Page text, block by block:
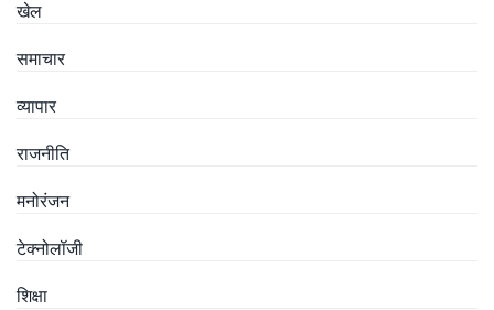
खेल
समाचार
व्यापार
राजनीति
मनोरंजन
टेक्नोलॉजी
शिक्षा